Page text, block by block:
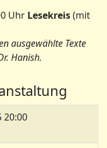
Uhr Lesekreis(mit
ausgewählte Texte
Hanish.
20:00